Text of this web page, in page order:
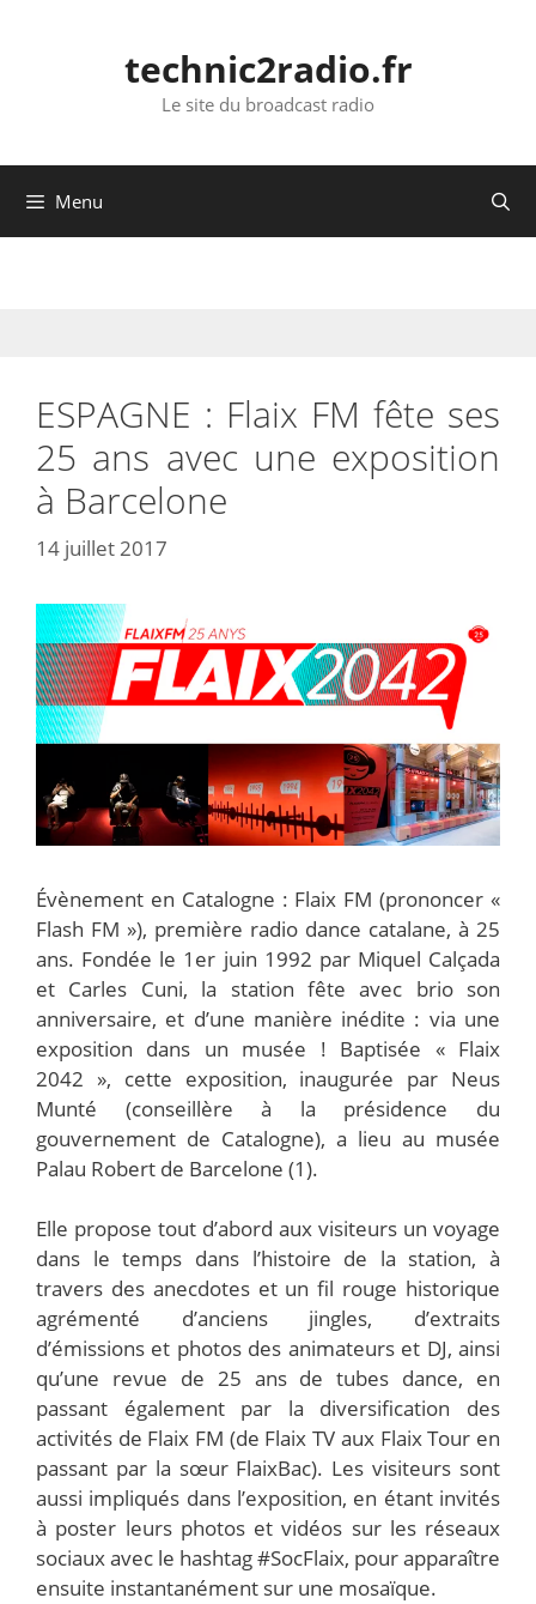
technic2radio.fr
Le site du broadcast radio
Menu
ESPAGNE : Flaix FM fête ses
25 ans avec une exposition
à Barcelone
14 juillet 2017
Évènement en Catalogne : Flaix FM (prononcer «
Flash FM »), première radio dance catalane, à 25
ans. Fondée le 1er juin 1992 par Miquel Calçada
et Carles Cuni, la station fête avec brio son
anniversaire, et d’une manière inédite : via une
exposition dans un musée ! Baptisée « Flaix
2042 », cette exposition, inaugurée par Neus
Munté (conseillère à la présidence du
gouvernement de Catalogne), a lieu au musée
Palau Robert de Barcelone (1).
Elle propose tout d’abord aux visiteurs un voyage
dans le temps dans l’histoire de la station, à
travers des anecdotes et un fil rouge historique
agrémenté d’anciens jingles, d’extraits
d’émissions et photos des animateurs et DJ, ainsi
qu’une revue de 25 ans de tubes dance, en
passant également par la diversification des
activités de Flaix FM (de Flaix TV aux Flaix Tour en
passant par la sœur FlaixBac). Les visiteurs sont
aussi impliqués dans l’exposition, en étant invités
à poster leurs photos et vidéos sur les réseaux
sociaux avec le hashtag #SocFlaix, pour apparaître
ensuite instantanément sur une mosaïque.